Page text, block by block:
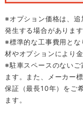
※オプション価格は、
発生する場合があります
※標準的な工事費用と
材やオプションにより
※駐車スペースのないご
ます。また、メーカー
保証（最長10年）をご
ます。